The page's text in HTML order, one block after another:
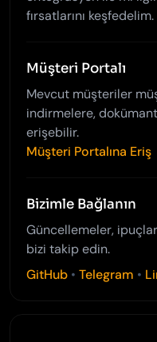
fırsatlarını keşfedelim.
Müşteri Portalı
Mevcut müşteriler
indirmelere,
erişebilir.
Müşteri Portalına
Bizimle Bağlanın
Güncellemeler,
bizi takip edin.
GitHub • Telegram •